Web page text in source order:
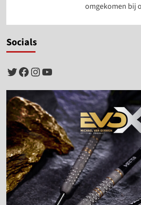
omgekomen bij
Socials
Twitter
Facebook
Instagram
YouTube